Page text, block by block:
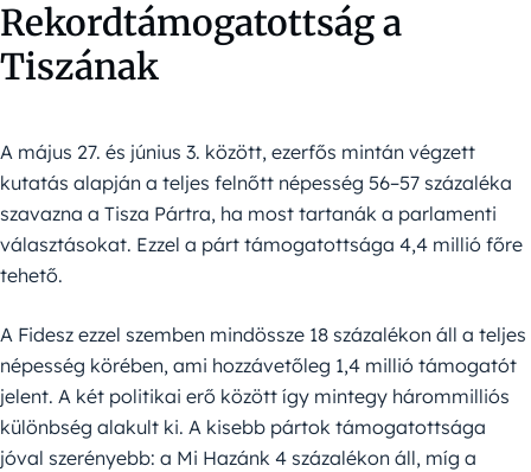
Rekordtámogatottság a
Tiszának
A május 27. és június 3. között, ezerfős mintán végzett
kutatás alapján a teljes felnőtt népesség 56–57 százaléka
szavazna a Tisza Pártra, ha most tartanák a parlamenti
választásokat. Ezzel a párt támogatottsága 4,4 millió főre
tehető.
A Fidesz ezzel szemben mindössze 18 százalékon áll a teljes
népesség körében, ami hozzávetőleg 1,4 millió támogatót
jelent. A két politikai erő között így mintegy hárommilliós
különbség alakult ki. A kisebb pártok támogatottsága
jóval szerényebb: a Mi Hazánk 4 százalékon áll, míg a